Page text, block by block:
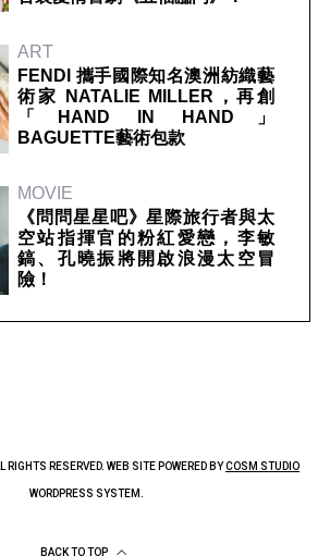
ART
FENDI 攜手國際知名澳洲紡織藝
術家 NATALIE MILLER，再創
「HAND IN HAND」
BAGUETTE藝術包款
MOVIE
《問問星星吧》星際旅行者與太
空站指揮官的粉紅愛戀，李敏
鎬、孔曉振將開啟浪漫太空冒
險！
RESERVED. WEB SITE POWERED BYCOSM STUDIO
WORDPRESS SYSTEM.
BACK TO TOP